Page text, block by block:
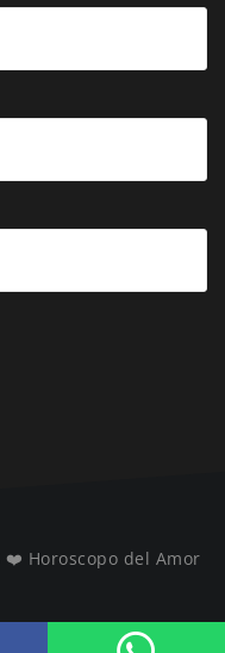
❤️ Horoscopo del Amor